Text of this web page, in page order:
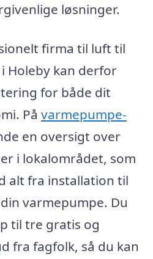
løsninger.
firma til luft til
Holeby kan derfor
for både dit
På varmepumpe-
en oversigt over
i lokalområdet, som
alt fra installation til
varmepumpe. Du
til tre gratis og
fra fagfolk, så du kan